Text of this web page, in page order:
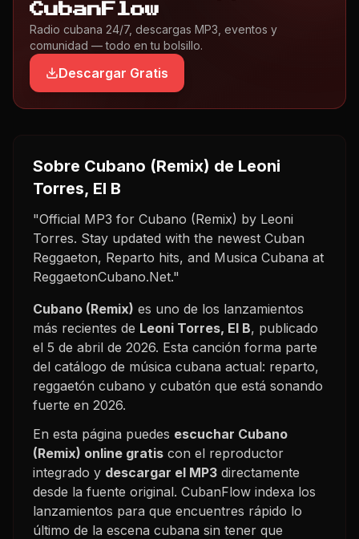
CubanFlow
Radio cubana 24/7, descargas MP3, eventos y
comunidad — todo en tu bolsillo.
Descargar Gratis
Sobre Cubano (Remix) de Leoni
Torres, El B
"Official MP3 for Cubano (Remix) by Leoni
Torres. Stay updated with the newest Cuban
Reggaeton, Reparto hits, and Musica Cubana at
ReggaetonCubano.Net."
Cubano (Remix) es uno de los lanzamientos
más recientes de Leoni Torres, El B, publicado
el 5 de abril de 2026. Esta canción forma parte
del catálogo de música cubana actual: reparto,
reggaetón cubano y cubatón que está sonando
fuerte en 2026.
En esta página puedes escuchar Cubano
(Remix) online gratis con el reproductor
integrado y descargar el MP3 directamente
desde la fuente original. CubanFlow indexa los
lanzamientos para que encuentres rápido lo
último de la escena cubana sin tener que